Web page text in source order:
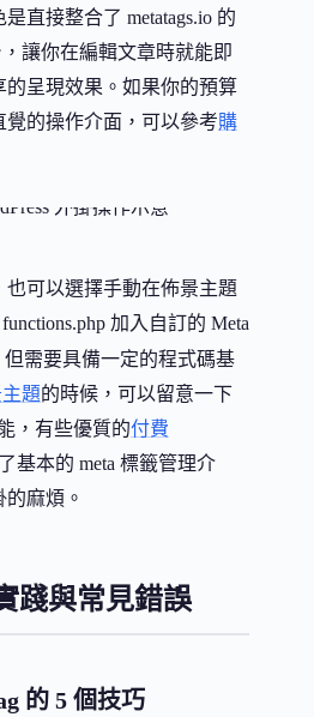
直接整合了 metatags.io 的
，讓你在編輯文章時就能即
呈現效果。如果你的預算
的操作介面，可以參考購
可以選擇手動在佈景主題
加入自訂的 Meta
需要具備一定的程式碼基
主題的時候，可以留意一下
，有些優質的付費
基本的 meta 標籤管理介
麻煩。
踐與常見錯誤
的 5 個技巧